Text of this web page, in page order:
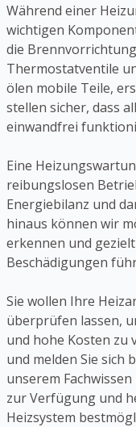
Während einer
wichtigen
die
Thermostatventile
ölen mobile Teile,
stellen sicher, dass
einwandfrei
Eine
reibungslosen
Energiebilanz und
hinaus können wir
erkennen und
Beschädigungen
Sie wollen Ihre
überprüfen lassen,
und hohe Kosten zu
und melden Sie sich
unserem
zur Verfügung und
Heizsystem